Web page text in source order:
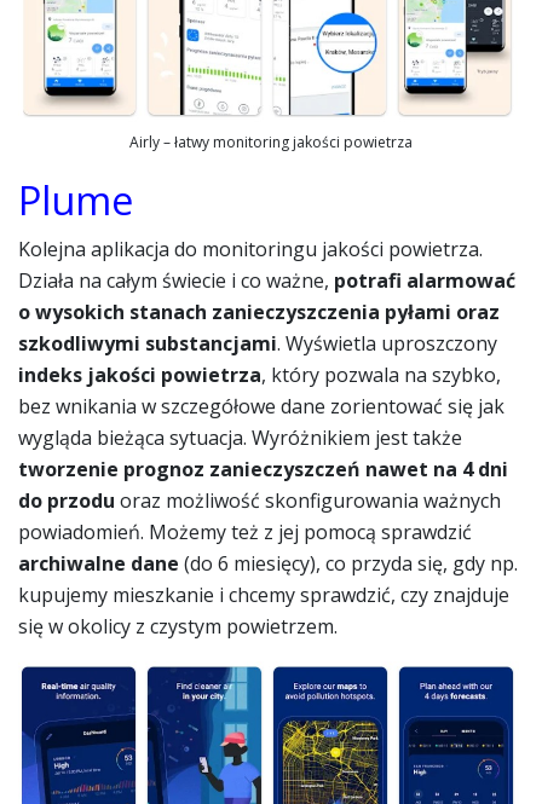
Airly – łatwy monitoring jakości powietrza
Plume
Kolejna aplikacja do monitoringu jakości powietrza.
Działa na całym świecie i co ważne, potrafi alarmować
o wysokich stanach zanieczyszczenia pyłami oraz
szkodliwymi substancjami. Wyświetla uproszczony
indeks jakości powietrza, który pozwala na szybko,
bez wnikania w szczegółowe dane zorientować się jak
wygląda bieżąca sytuacja. Wyróżnikiem jest także
tworzenie prognoz zanieczyszczeń nawet na 4 dni
do przodu oraz możliwość skonfigurowania ważnych
powiadomień. Możemy też z jej pomocą sprawdzić
archiwalne dane (do 6 miesięcy), co przyda się, gdy np.
kupujemy mieszkanie i chcemy sprawdzić, czy znajduje
się w okolicy z czystym powietrzem.